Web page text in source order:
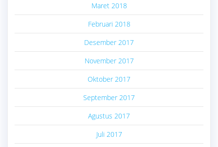
Maret 2018
Februari 2018
Desember 2017
November 2017
Oktober 2017
September 2017
Agustus 2017
Juli 2017